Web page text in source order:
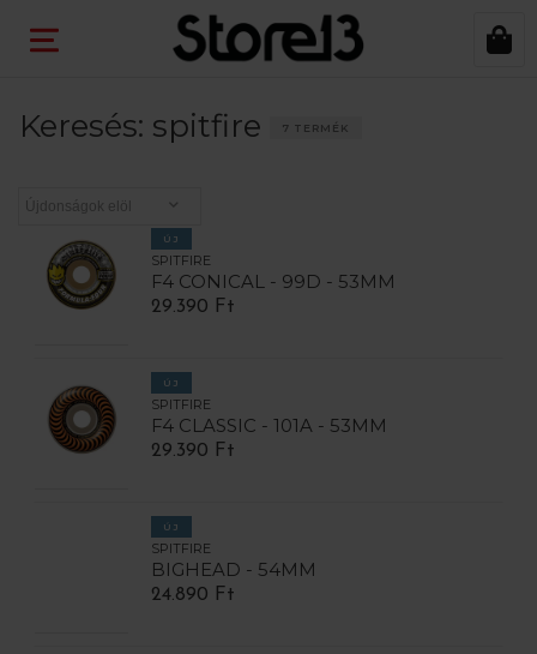
Keresés: spitfire 7 TERMÉK
ÚJ
SPITFIRE
F4 CONICAL - 99D - 53MM
29.390 Ft
ÚJ
SPITFIRE
F4 CLASSIC - 101A - 53MM
29.390 Ft
ÚJ
SPITFIRE
BIGHEAD - 54MM
24.890 Ft